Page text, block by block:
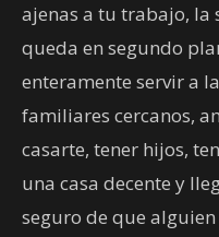
ajenas a tu trabajo, la
queda en segundo
enteramente servir a
familiares cercanos,
casarte, tener hijos,
una casa decente y
seguro de que